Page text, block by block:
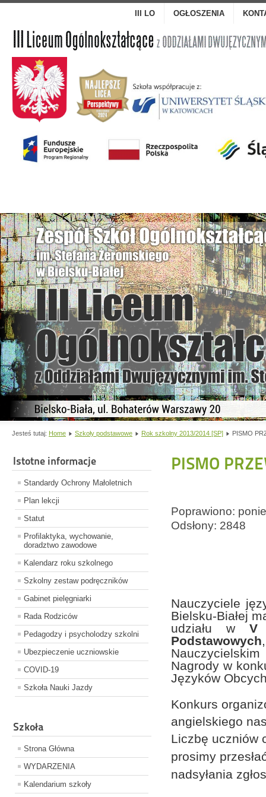
III LO OGŁOSZENIA
Jesteś tutaj: Home Szkoły podstawowe Rok szkolny 2013/2014 [SP] PISMO
Istotne informacje
Standardy Ochrony Małoletnich
Plan lekcji
Statut
Profilaktyka, wychowanie,
doradztwo zawodowe
Kalendarz roku szkolnego
Szkolny zestaw podręczników
Gabinet pielęgniarki
Rada Rodziców
Pedagodzy i psycholodzy szkolni
Ubezpieczenie uczniowskie
COVID-19
Szkoła Nauki Jazdy
Szkoła
Strona Główna
WYDARZENIA
Kalendarium szkoły
PISMO
Poprawiono:
Odsłony: 2848
Nauczyciele
Bielsku-Białej
udziału wV
Podstawowych
Nagrody w
Języków
Konkurs
angielskiego
Liczbę uczniów
prosimy
nadsyłania